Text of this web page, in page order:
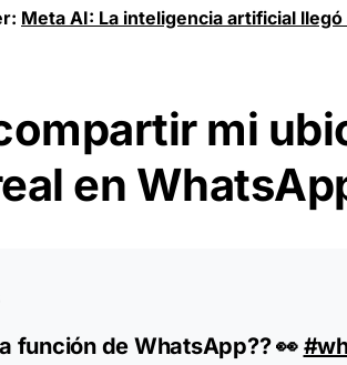
Meta AI: La inteligencia artificial
mi
en
función de WhatsApp?? 👀